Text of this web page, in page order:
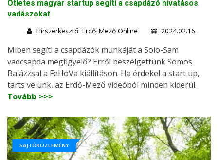
Ötletes magyar startup segíti a csapdázó hivatásos
vadászokat
Hírszerkesztő: Erdő-Mező Online
2024.02.16.
Miben segíti a csapdázók munkáját a Solo-Sam
vadcsapda megfigyelő? Erről beszélgettünk Somos
Balázzsal a FeHoVa kiállításon. Ha érdekel a start up,
tarts velünk, az Erdő-Mező videóból minden kiderül.
Tovább >>>
SAJTÓKÖZLEMÉNY